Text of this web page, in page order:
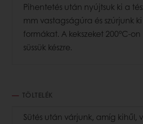
Pihentetés után nyújtsuk ki a
mm vastagságúra és szúrjunk
formákat. A kekszeket 200°C-
süssük készre.
TÖLTELÉK
Sütés után várjunk, amíg kihűl,